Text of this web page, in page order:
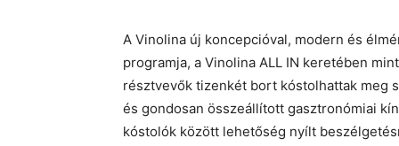
A Vinolina új koncepcióval, modern és
programja, a Vinolina ALL IN keretében
résztvevők tizenkét bort kóstolhattak meg
és gondosan összeállított gasztronómiai
kóstolók között lehetőség nyílt